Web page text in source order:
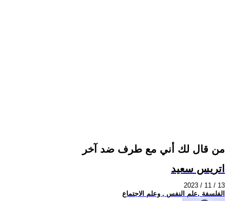
من قال لك أني مع طرف ضد آخر
اتريس سعيد
2023 / 11 / 13
الفلسفة ,علم النفس , وعلم الاجتماع